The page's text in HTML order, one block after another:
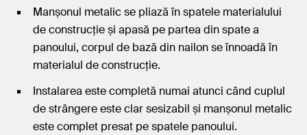
Manșonul metalic se pliază în spatele materialului
de construcție și apasă pe partea din spate a
panoului, corpul de bază din nailon se înnoadă în
materialul de construcție.
Instalarea este completă numai atunci când cuplul
de strângere este clar sesizabil și manșonul metalic
este complet presat pe spatele panoului.